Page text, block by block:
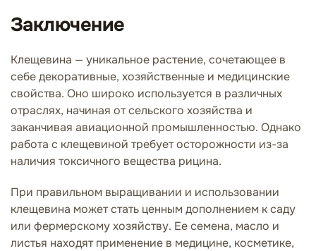
Заключение
Клещевина — уникальное растение, сочетающее в
себе декоративные, хозяйственные и медицинские
свойства. Оно широко используется в различных
отраслях, начиная от сельского хозяйства и
заканчивая авиационной промышленностью. Однако
работа с клещевиной требует осторожности из-за
наличия токсичного вещества рицина.
При правильном выращивании и использовании
клещевина может стать ценным дополнением к саду
или фермерскому хозяйству. Ее семена, масло и
листья находят применение в медицине, косметике,